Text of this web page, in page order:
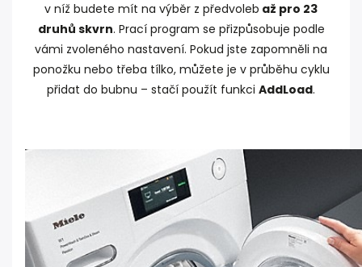
v níž budete mít na výběr z předvoleb až pro 23
druhů skvrn. Prací program se přizpůsobuje podle
vámi zvoleného nastavení. Pokud jste zapomněli na
ponožku nebo třeba tílko, můžete je v průběhu cyklu
přidat do bubnu – stačí použít funkci AddLoad.